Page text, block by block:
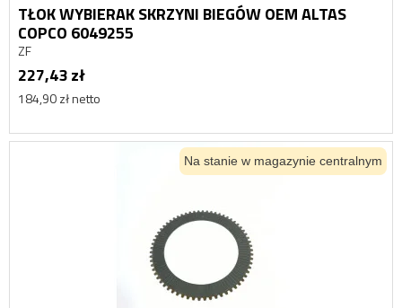
TŁOK WYBIERAK SKRZYNI BIEGÓW OEM ALTAS
COPCO 6049255
ZF
227,43 zł
184,90 zł netto
Na stanie w magazynie centralnym